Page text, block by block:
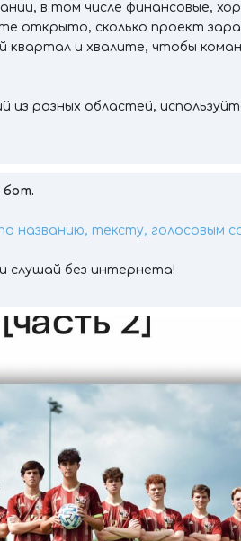
в том числе финансовые,
открыто, сколько проект
квартал и хвалите, чтобы
из разных областей,
бот.
названию, тексту, голосовым
слушай без интернета!